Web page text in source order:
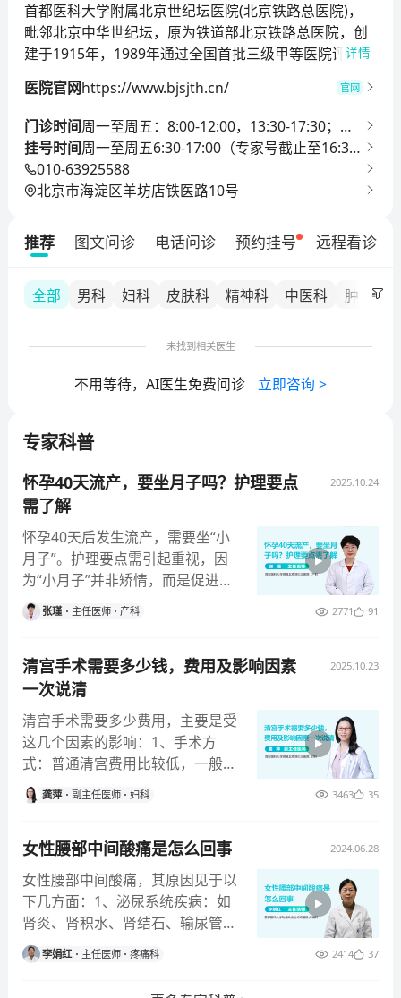
首都医科大学附属北京世纪坛医院(北京铁路总医院)，
毗邻北京中华世纪坛，原为铁道部北京铁路总医院，创
建于1915年，1989年通过全国首批三级甲等医院评审，
为北京市属综合医院，是北京市百年老院之一。2020年
医院进入复旦大学《2020年度中国医院排行榜(综合)》
百强，2022年变态反应学、普通外科学、皮肤病学、耳
鼻咽喉科学、整形外科、麻醉学、呼吸病学、心血管病
学、消化病学九个学科先后进入中国医学院校/中国医院
科技量值(STEM)排行榜百强。目前是首都医科大学肿瘤
医学院、北京大学第九临床医学院、中央保健应急后备
坛医院医联体理事单位。医院集医疗、教学、科研、预
急救综合楼启用后，建筑面积扩增至14.98万平方米。设
有56个临床科室、7个医技科室，DRG评价学科齐全。
00余人，硕士、博士和博士后人员900余人，国内资深
知名专家近百名。
详情
医院官网https://www.bjsjth.cn/ 官网
门诊时间周一至周五：8:00-12:00，13:30-17:30；周
末及节假日：8:00-12:00，13:00-16:00
挂号时间周一至周五6:30-17:00（专家号截止至16:3
0），周六、日及节假日上午7:00-11:30
010-63925588
北京市海淀区羊坊店铁医路10号
推荐 图文问诊 电话问诊 预约挂号 远程看诊
全部 男科 妇科 皮肤科 精神科 中医科 肿瘤内科
未找到相关医生
不用等待，AI医生免费问诊 立即咨询 >
专家科普
怀孕40天流产，要坐月子吗？护理要点
需了解
2025.10.24
怀孕40天后发生流产，需要坐“小
月子”。护理要点需引起重视，因
为“小月子”并非矫情，而是促进身
体恢复的重要阶段。怀孕40
张瑾 主任医师 产科 2771 91
清宫手术需要多少钱，费用及影响因素
一次说清
2025.10.23
清宫手术需要多少费用，主要是受
这几个因素的影响：1、手术方
式：普通清宫费用比较低，一般在
1000-1500元。主要适用于
龚萍 副主任医师 妇科 3463 35
女性腰部中间酸痛是怎么回事 2024.06.28
女性腰部中间酸痛，其原因见于以
下几方面：1、泌尿系统疾病：如
肾炎、肾积水、肾结石、输尿管结
石、膀胱炎，膀胱结石、尿路感染
李娟红 主任医师 疼痛科 2414 37